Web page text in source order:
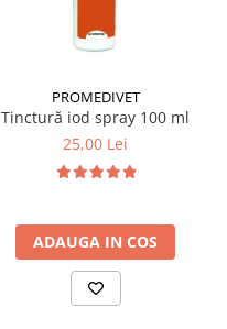
PROMEDIVET
Tinctură iod spray 100 ml
25,00 Lei
ADAUGA IN COS